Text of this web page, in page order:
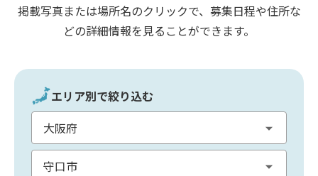
掲載写真または場所名のクリックで、募集日程や住所な
どの詳細情報を見ることができます。
エリア別で絞り込む